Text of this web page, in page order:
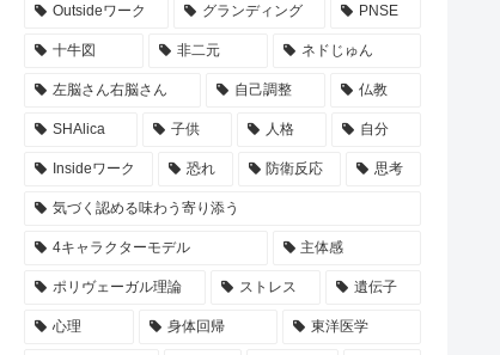
Outsideワーク グランディング PNSE
十牛図 非二元 ネドじゅん
左脳さん右脳さん 自己調整 仏教
SHAlica 子供 人格 自分
Insideワーク 恐れ 防衛反応 思考
気づく認める味わう寄り添う
4キャラクターモデル 主体感
ポリヴェーガル理論 ストレス 遺伝子
心理 身体回帰 東洋医学